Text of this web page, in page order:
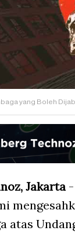
yang Boleh
Jakarta-
atas